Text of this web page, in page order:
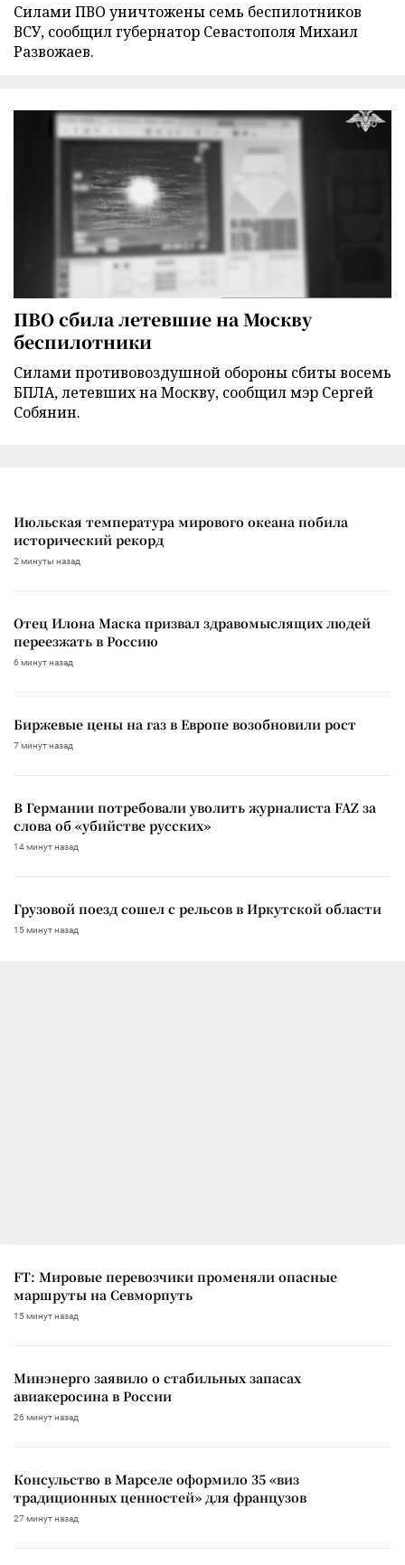
Силами ПВО уничтожены семь беспилотников
ВСУ, сообщил губернатор Севастополя Михаил
Развожаев.
ПВО сбила летевшие на Москву
беспилотники
Силами противовоздушной обороны сбиты восемь
БПЛА, летевших на Москву, сообщил мэр Сергей
Собянин.
Июльская температура мирового океана побила
исторический рекорд
2 минуты назад
Отец Илона Маска призвал здравомыслящих людей
переезжать в Россию
6 минут назад
Биржевые цены на газ в Европе возобновили рост
7 минут назад
В Германии потребовали уволить журналиста FAZ за
слова об «убийстве русских»
14 минут назад
Грузовой поезд сошел с рельсов в Иркутской области
15 минут назад
FT: Мировые перевозчики променяли опасные
маршруты на Севморпуть
15 минут назад
Минэнерго заявило о стабильных запасах
авиакеросина в России
26 минут назад
Консульство в Марселе оформило 35 «виз
традиционных ценностей» для французов
27 минут назад